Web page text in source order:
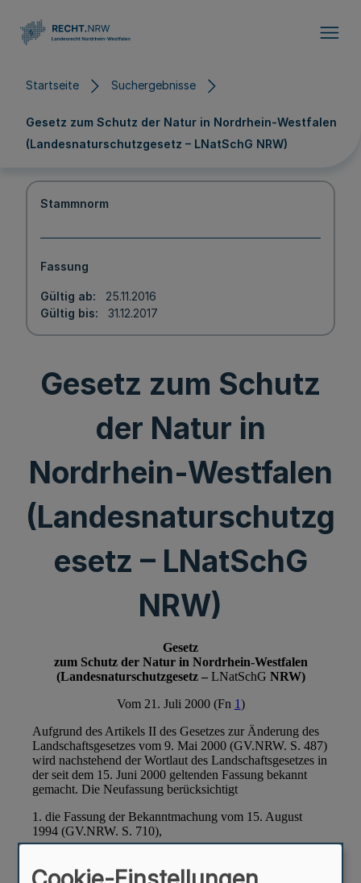
Startseite Suchergebnisse
Gesetz zum Schutz der Natur in Nordrhein-Westfalen
(Landesnaturschutzgesetz – LNatSchG NRW)
Stammnorm
Fassung
Gültig ab
25.11.2016
Gültig bis
31.12.2017
Gesetz zum Schutz
der Natur in
Nordrhein-Westfalen
(Landesnaturschutzg
esetz – LNatSchG
NRW)